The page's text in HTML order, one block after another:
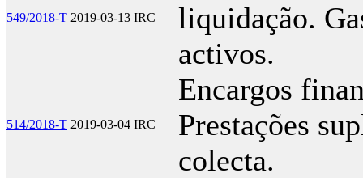
549/2018-T 2019-03-13 IRC
liquidação.
activos.
514/2018-T 2019-03-04 IRC
Encargos
Prestações
colecta.